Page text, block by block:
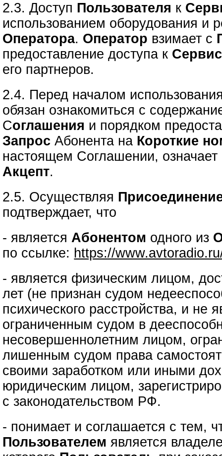
2.3. Доступ Пользователя к
использованием оборудования и
Оператора. Оператор взимает с
предоставление доступа к
его партнеров.
2.4. Перед началом
обязан ознакомиться с
Соглашения и порядком
ЗапросАбонента на Короткие
настоящем Соглашении, означает
Акцепт.
2.5. Осуществляя
подтверждает, что
- являетсяАбонентом одного из
по ссылке: https://
- является физическим лицом,
лет (не признан судом
психического расстройства, и не
ограниченным судом в
несовершеннолетним лицом,
лишенным судом права
своими заработком или иными
юридическим лицом,
с законодательством РФ.
- понимает и соглашается с тем,
Пользователем является